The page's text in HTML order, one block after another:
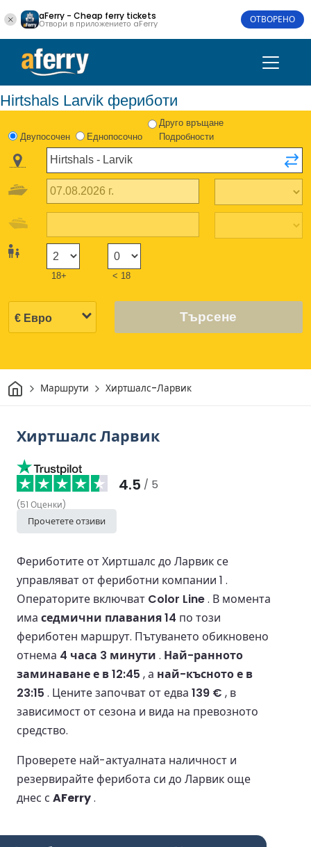
aFerry - Cheap ferry tickets
Отвори в приложението aFerry ОТВОРЕНО
Hirtshals Larvik фериботи
Двупосочен Еднопосочно
Друго връщане
Подробности
18+ < 18
Търсене
Начало
Маршрути Хиртшалс-Ларвик
Хиртшалс Ларвик
4.5 / 5
(51 Оценки)
Прочетете отзиви
Фериботите от Хиртшалс до Ларвик се
управляват от фериботни компании 1 .
Операторите включват Color Line. В момента
има седмични плавания 14 по този
фериботен маршрут. Пътуването обикновено
отнема 4 часа 3 минути . Най-ранното
заминаване е в 12:45 , а най-късното е в
23:15 . Цените започват от едва 139 € , в
зависимост от сезона и вида на превозното
средство.
Проверете най-актуалната наличност и
резервирайте ферибота си до Ларвик още
днес с AFerry.